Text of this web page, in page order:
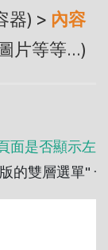
器) > 內容
片等等...)
面是否顯示左
的雙層選單"